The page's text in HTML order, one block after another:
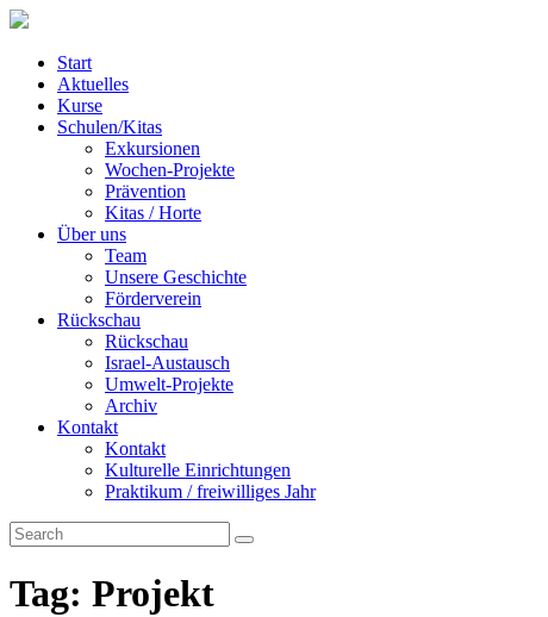
Start
Aktuelles
Kurse
Schulen/Kitas
Exkursionen
Wochen-Projekte
Prävention
Kitas / Horte
Über uns
Team
Unsere Geschichte
Förderverein
Rückschau
Rückschau
Israel-Austausch
Umwelt-Projekte
Archiv
Kontakt
Kontakt
Kulturelle Einrichtungen
Praktikum / freiwilliges Jahr
Tag: Projekt